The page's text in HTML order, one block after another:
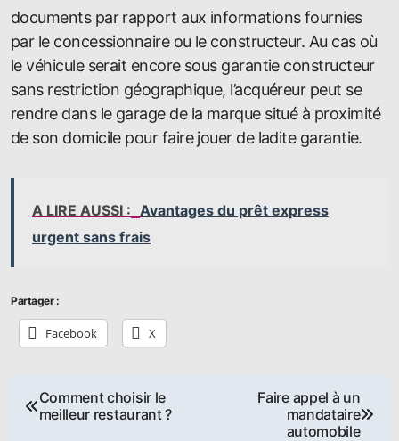
documents par rapport aux informations fournies
par le concessionnaire ou le constructeur. Au cas où
le véhicule serait encore sous garantie constructeur
sans restriction géographique, l’acquéreur peut se
rendre dans le garage de la marque situé à proximité
de son domicile pour faire jouer de ladite garantie.
A LIRE AUSSI : Avantages du prêt express
urgent sans frais
Partager :
Facebook X
Navigation
Comment choisir le
meilleur restaurant ?
Faire appel à un
mandataire
automobile